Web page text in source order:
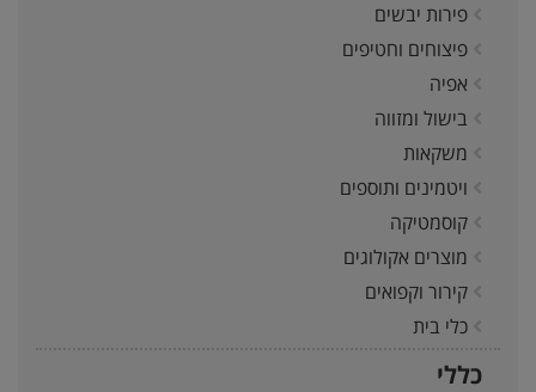
פירות יבשים
פיצוחים וחטיפים
אפיה
בישול ומזווה
משקאות
ויטמינים ותוספים
קוסמטיקה
מוצרים אקולוגים
קירור וקפואים
כלי בית
כללי